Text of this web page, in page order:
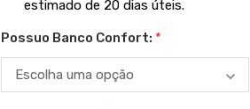
estimado de 20 dias úteis.
Possuo Banco Confort: *